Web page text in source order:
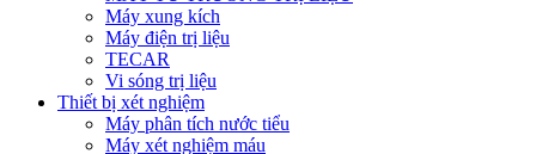
Máy xung kích
Máy điện trị liệu
TECAR
Vi sóng trị liệu
Thiết bị xét nghiệm
Máy phân tích nước tiểu
Máy xét nghiệm máu